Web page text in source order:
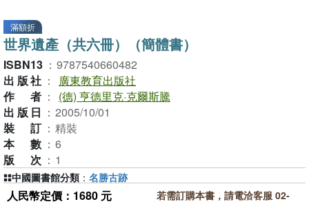
滿額折
世界遺產（共六冊）（簡體書）
ISBN13 ： 9787540660482
出版社 ：
廣東教育出版社
作者 ：
(德) 亨德里克·克爾斯騰
出版日 ： 2005/10/01
裝訂 ： 精裝
本數 ： 6
版次 ： 1
人民幣定價：1680 元
若需訂購本書，請電洽客服 02-
中國圖書館分類 ： 名勝古跡